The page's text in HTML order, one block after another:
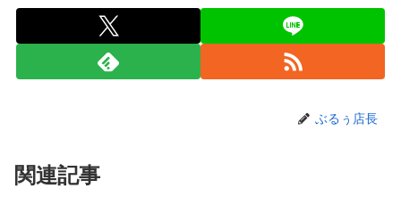
ぶるぅ店長
関連記事